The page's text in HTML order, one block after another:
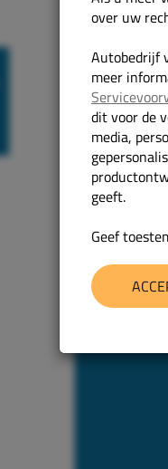
over uw
Autobedrijf
meer
dit voor de
media,
geeft.
Geef